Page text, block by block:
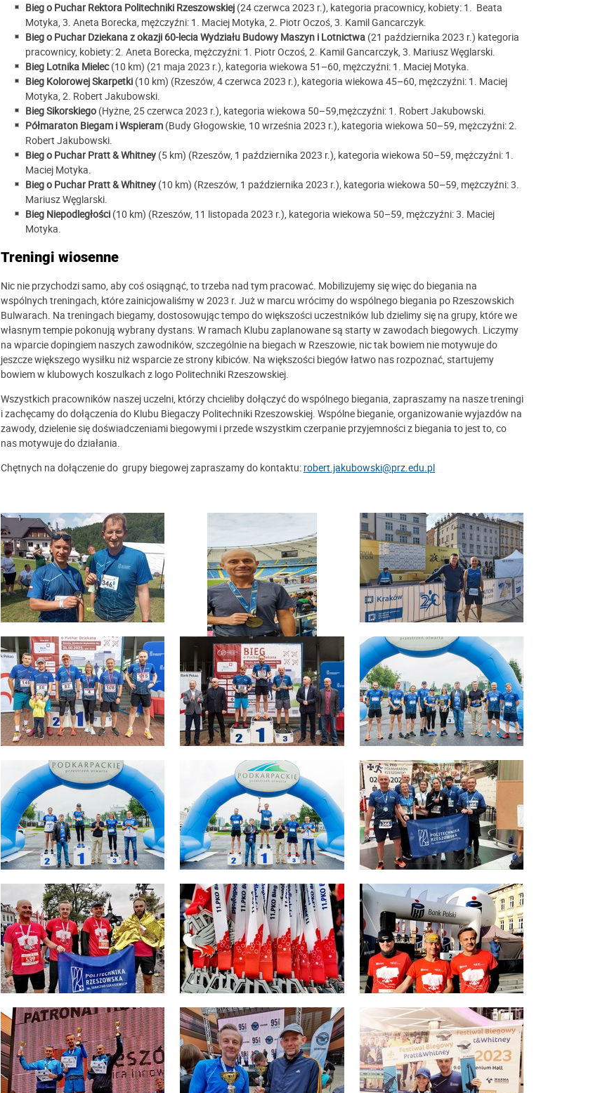
Bieg o Puchar Rektora Politechniki Rzeszowskiej (24 czerwca 2023 r.), kategoria pracownicy, kobiety: 1. Beata
Motyka, 3. Aneta Borecka, mężczyźni: 1. Maciej Motyka, 2. Piotr Oczoś, 3. Kamil Gancarczyk.
Bieg o Puchar Dziekana z okazji 60-lecia Wydziału Budowy Maszyn i Lotnictwa (21 października 2023 r.) kategoria
pracownicy, kobiety: 2. Aneta Borecka, mężczyźni: 1. Piotr Oczoś, 2. Kamil Gancarczyk, 3. Mariusz Węglarski.
Bieg Lotnika Mielec(10 km) (21 maja 2023 r.), kategoria wiekowa 51–60, mężczyźni: 1. Maciej Motyka.
Bieg Kolorowej Skarpetki (10 km) (Rzeszów, 4 czerwca 2023 r.), kategoria wiekowa 45–60, mężczyźni: 1. Maciej
Motyka, 2. Robert Jakubowski.
Bieg Sikorskiego (Hyżne, 25 czerwca 2023 r.), kategoria wiekowa 50–59,mężczyźni: 1. Robert Jakubowski.
Półmaraton Biegam i Wspieram (Budy Głogowskie, 10 września 2023 r.), kategoria wiekowa 50–59, mężczyźni:2.
Robert Jakubowski.
Bieg o Puchar Pratt & Whitney (5 km) (Rzeszów, 1 października 2023 r.), kategoria wiekowa 50–59, mężczyźni: 1.
Maciej Motyka.
Bieg o Puchar Pratt & Whitney (10 km) (Rzeszów, 1 października 2023 r.), kategoria wiekowa 50–59, mężczyźni:3.
Mariusz Węglarski.
Bieg Niepodległości (10 km) (Rzeszów, 11 listopada 2023 r.), kategoria wiekowa 50–59, mężczyźni:3. Maciej
Motyka.
Treningi wiosenne
Nic nie przychodzi samo, aby coś osiągnąć, to trzeba nad tym pracować. Mobilizujemy się więc do biegania na
wspólnych treningach, które zainicjowaliśmy w 2023 r. Już w marcu wrócimy do wspólnego biegania po Rzeszowskich
Bulwarach. Na treningach biegamy, dostosowując tempo do większości uczestników lub dzielimy się na grupy, które we
własnym tempie pokonują wybrany dystans. W ramach Klubu zaplanowane są starty w zawodach biegowych. Liczymy
na wparcie dopingiem naszych zawodników, szczególnie na biegach w Rzeszowie, nic tak bowiem nie motywuje do
jeszcze większego wysiłku niż wsparcie ze strony kibiców. Na większości biegów łatwo nas rozpoznać, startujemy
bowiem w klubowych koszulkach z logo Politechniki Rzeszowskiej.
Wszystkich pracowników naszej uczelni, którzy chcieliby dołączyć do wspólnego biegania, zapraszamy na nasze treningi
i zachęcamy do dołączenia do Klubu Biegaczy Politechniki Rzeszowskiej. Wspólne bieganie, organizowanie wyjazdów na
zawody, dzielenie się doświadczeniami biegowymi i przede wszystkim czerpanie przyjemności z biegania to jest to, co
nas motywuje do działania.
Chętnych na dołączenie do grupy biegowej zapraszamy do kontaktu: robert.jakubowski@prz.edu.pl